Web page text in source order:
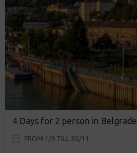
4 Days for 2 person in Belgrade
FROM 1/9 TILL 30/11